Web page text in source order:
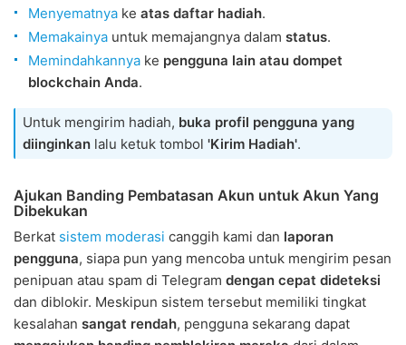
Menyematnya ke atas daftar hadiah.
Memakainya untuk memajangnya dalam status.
Memindahkannya ke pengguna lain atau dompet
blockchain Anda.
Untuk mengirim hadiah, buka profil pengguna yang
diinginkan lalu ketuk tombol 'Kirim Hadiah'.
Ajukan Banding Pembatasan Akun untuk Akun Yang
Dibekukan
Berkat sistem moderasi canggih kami dan laporan
pengguna, siapa pun yang mencoba untuk mengirim pesan
penipuan atau spam di Telegram dengan cepat dideteksi
dan diblokir. Meskipun sistem tersebut memiliki tingkat
kesalahan sangat rendah, pengguna sekarang dapat